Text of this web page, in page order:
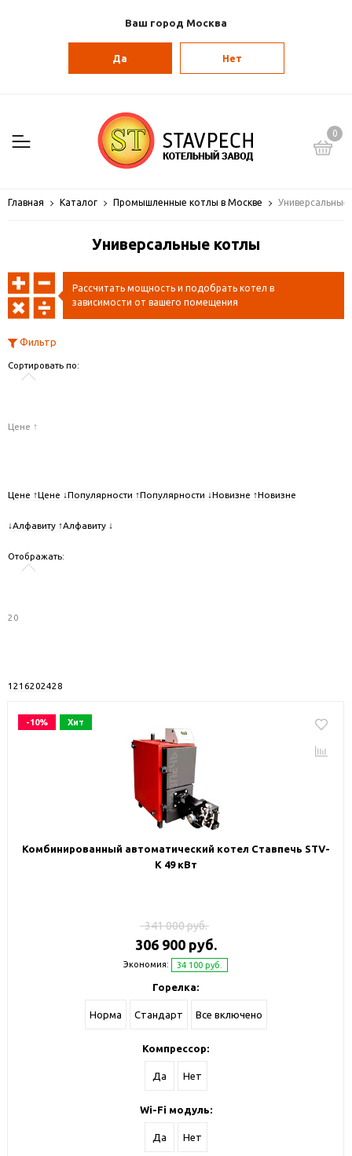
Ваш город Москва
Да Нет
0
Главная Каталог Промышленные котлы в Москве Универсальные
Универсальные котлы
Рассчитать мощность и подобрать котел в
зависимости от вашего помещения
Фильтр
Сортировать по:
Цене ↑
Цене ↑Цене ↓Популярности ↑Популярности ↓Новизне ↑Новизне
↓Алфавиту ↑Алфавиту ↓
Отображать:
20
12 16202428
-10% Хит
Комбинированный автоматический котел Ставпечь STV-
К 49 кВт
341 000 руб.
306 900 руб.
Экономия: 34 100 руб.
Горелка:
Норма Стандарт Все включено
Компрессор:
Да Нет
Wi-Fi модуль:
Да Нет